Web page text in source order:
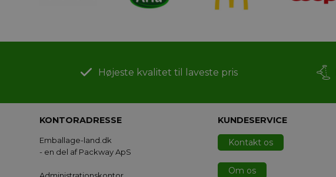
Højeste kvalitet til laveste pris
KONTORADRESSE
Emballage-land.dk
- en del af Packway ApS
KUNDESERVICE
Kontakt os
Om os